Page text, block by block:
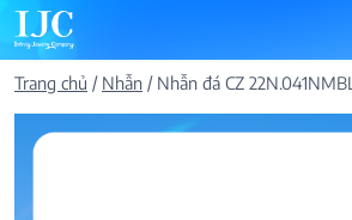
Skip
to
content
Trang chủ / Nhẫn / Nhẫn đá CZ 22N.041NMBL